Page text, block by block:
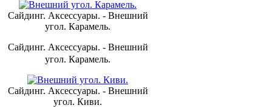
Сайдинг. Аксессуары. - Внешний
угол. Карамель.
Сайдинг. Аксессуары. - Внешний
угол. Карамель.
Сайдинг. Аксессуары. - Внешний
угол. Киви.